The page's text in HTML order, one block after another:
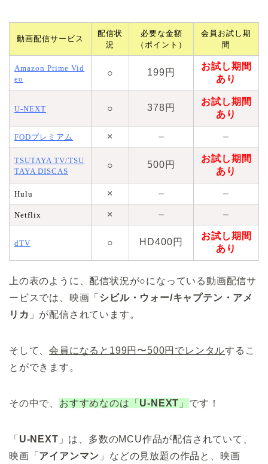
動画配信サービス
配信状
況
必要な金額
（ポイント）
会員お試し期
間
Amazon Prime Vid
eo
○ 199円
お試し期間
あり
U-NEXT ○ 378円
お試し期間
あり
FODプレミアム × – –
TSUTAYA TV/TSU
TAYA DISCAS
○ 500円
お試し期間
あり
Hulu × – –
Netflix × – –
dTV ○ HD400円
お試し期間
あり
上の表のように、配信状況が○になっている動画配信サ
ービスでは、映画「 シビル・ウォー/キャプテン・アメ
リカ 」が配信されています。
そして、会員になると199円〜500円でレンタルするこ
とができます。
その中で、 おすすめなのは「 U-NEXT 」 です！
「 U-NEXT 」は、多数のMCU作品が配信されていて、
映画「 アイアンマン 」などの見放題の作品と、映画